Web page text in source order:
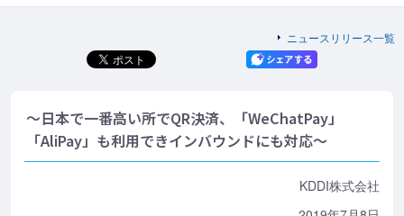
ニュースリリース一覧
～日本で一番高い所でQR決済、「WeChatPay」
「AliPay」も利用できインバウンドにも対応～
KDDI株式会社